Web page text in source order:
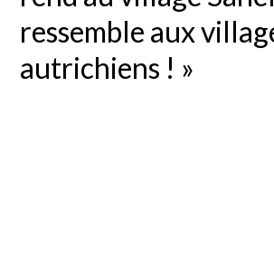
ressemble aux
autrichiens ! »